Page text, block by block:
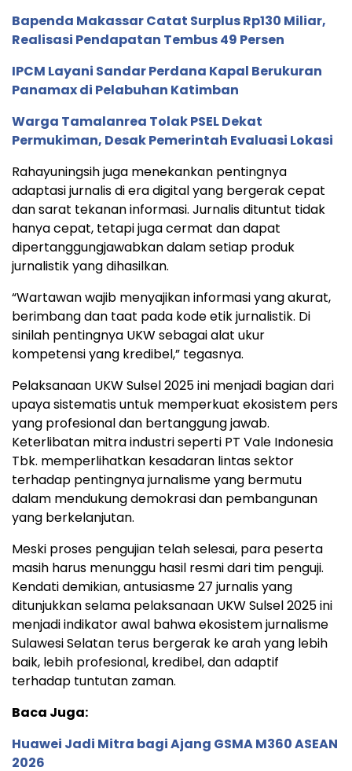
Bapenda Makassar Catat Surplus Rp130 Miliar,
Realisasi Pendapatan Tembus 49 Persen
IPCM Layani Sandar Perdana Kapal Berukuran
Panamax di Pelabuhan Katimban
Warga Tamalanrea Tolak PSEL Dekat
Permukiman, Desak Pemerintah Evaluasi Lokasi
Rahayuningsih juga menekankan pentingnya
adaptasi jurnalis di era digital yang bergerak cepat
dan sarat tekanan informasi. Jurnalis dituntut tidak
hanya cepat, tetapi juga cermat dan dapat
dipertanggungjawabkan dalam setiap produk
jurnalistik yang dihasilkan.
“Wartawan wajib menyajikan informasi yang akurat,
berimbang dan taat pada kode etik jurnalistik. Di
sinilah pentingnya UKW sebagai alat ukur
kompetensi yang kredibel,” tegasnya.
Pelaksanaan UKW Sulsel 2025 ini menjadi bagian dari
upaya sistematis untuk memperkuat ekosistem pers
yang profesional dan bertanggung jawab.
Keterlibatan mitra industri seperti PT Vale Indonesia
Tbk. memperlihatkan kesadaran lintas sektor
terhadap pentingnya jurnalisme yang bermutu
dalam mendukung demokrasi dan pembangunan
yang berkelanjutan.
Meski proses pengujian telah selesai, para peserta
masih harus menunggu hasil resmi dari tim penguji.
Kendati demikian, antusiasme 27 jurnalis yang
ditunjukkan selama pelaksanaan UKW Sulsel 2025 ini
menjadi indikator awal bahwa ekosistem jurnalisme
Sulawesi Selatan terus bergerak ke arah yang lebih
baik, lebih profesional, kredibel, dan adaptif
terhadap tuntutan zaman.
Baca Juga:
Huawei Jadi Mitra bagi Ajang GSMA M360 ASEAN
2026